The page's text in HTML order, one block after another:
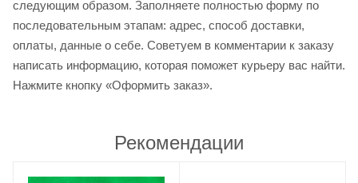
следующим образом. Заполняете полностью форму по
последовательным этапам: адрес, способ доставки,
оплаты, данные о себе. Советуем в комментарии к заказу
написать информацию, которая поможет курьеру вас найти.
Нажмите кнопку «Оформить заказ».
Рекомендации